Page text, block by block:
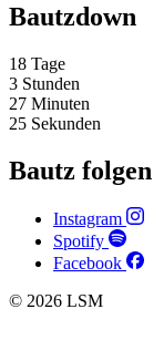
Bautzdown
18 Tage
3 Stunden
27 Minuten
24 Sekunden
Bautz folgen
Instagram
Spotify
Facebook
© 2026 LSM